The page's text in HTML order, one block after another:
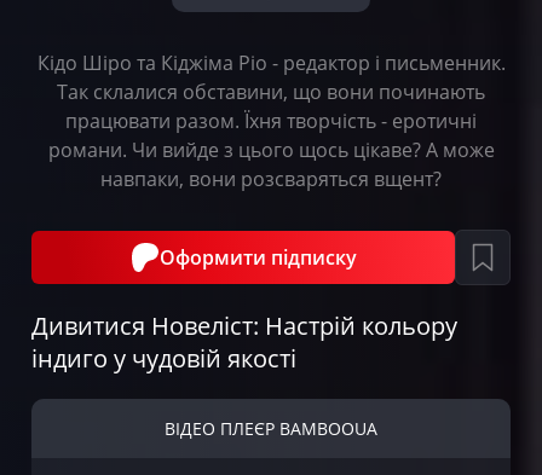
Кідо Шіро та Кіджіма Ріо - редактор і письменник.
Так склалися обставини, що вони починають
працювати разом. Їхня творчість - еротичні
романи. Чи вийде з цього щось цікаве? А може
навпаки, вони розсваряться вщент?
Оформити підписку
Дивитися Новеліст: Настрій кольору
індиго у чудовій якості
ВІДЕО ПЛЕЄР BAMBOOUA